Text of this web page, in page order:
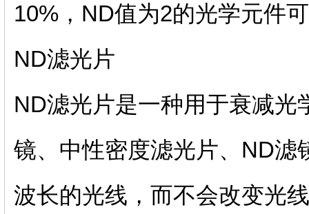
10%，ND值为2的光学元件
ND滤光片
ND滤光片是一种用于衰减
镜、中性密度滤光片、ND滤
波长的光线，而不会改变光